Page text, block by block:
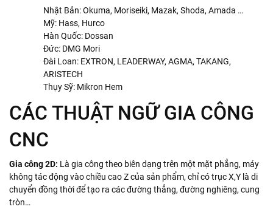
Nhật Bản: Okuma, Moriseiki, Mazak, Shoda, Amada …
Mỹ: Hass, Hurco
Hàn Quốc: Dossan
Đức: DMG Mori
Đài Loan: EXTRON, LEADERWAY, AGMA, TAKANG,
ARISTECH
Thụy Sỹ: Mikron Hem
CÁC THUẬT NGỮ GIA CÔNG
CNC
Gia công 2D: Là gia công theo biên dạng trên một mặt phẳng, máy
không tác động vào chiều cao Z của sản phẩm, chỉ có trục X,Y là di
chuyển đồng thời để tạo ra các đường thẳng, đường nghiêng, cung
tròn…